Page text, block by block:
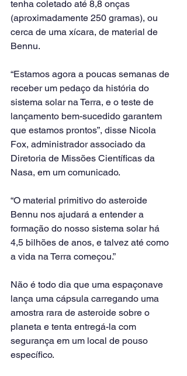
tenha coletado até 8,8 onças
(aproximadamente 250 gramas), ou
cerca de uma xícara, de material de
Bennu.
“Estamos agora a poucas semanas de
receber um pedaço da história do
sistema solar na Terra, e o teste de
lançamento bem-sucedido garantem
que estamos prontos”, disse Nicola
Fox, administrador associado da
Diretoria de Missões Científicas da
Nasa, em um comunicado.
“O material primitivo do asteroide
Bennu nos ajudará a entender a
formação do nosso sistema solar há
4,5 bilhões de anos, e talvez até como
a vida na Terra começou.”
Não é todo dia que uma espaçonave
lança uma cápsula carregando uma
amostra rara de asteroide sobre o
planeta e tenta entregá-la com
segurança em um local de pouso
específico.